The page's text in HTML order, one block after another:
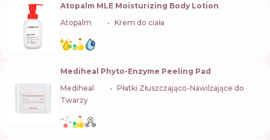
Atopalm MLE Moisturizing Body Lotion
Atopalm
Krem do ciała
Mediheal Phyto-Enzyme Peeling Pad
Mediheal
Płatki Złuszczająco-Nawilżające do
Twarzy